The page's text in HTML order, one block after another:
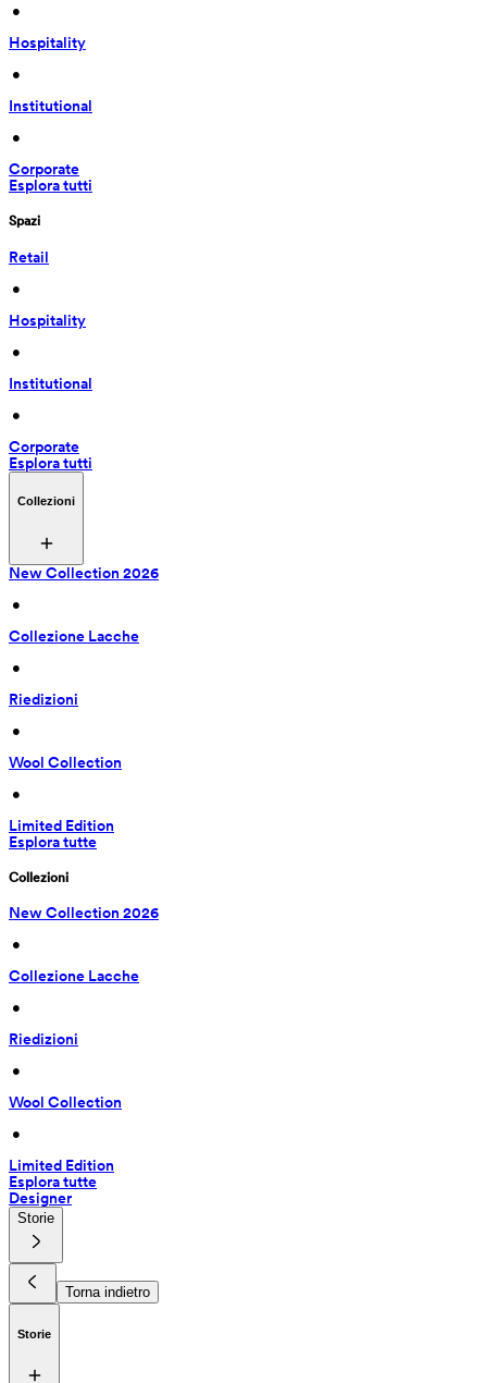
•
Hospitality
•
Institutional
•
Corporate
Esplora tutti
Spazi
Retail
•
Hospitality
•
Institutional
•
Corporate
Esplora tutti
Collezioni
New Collection 2026
•
Collezione Lacche
•
Riedizioni
•
Wool Collection
•
Limited Edition
Esplora tutte
Collezioni
New Collection 2026
•
Collezione Lacche
•
Riedizioni
•
Wool Collection
•
Limited Edition
Esplora tutte
Designer
Storie
Torna indietro
Storie